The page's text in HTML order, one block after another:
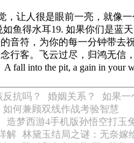
让人很是眼前一亮，就像
得水耳19. 如果你们是蓝
，为你的每一分钟带去祝
客。飞云过尽，归鸿无信
fall into the pit, a gain in your
抗吗？ 婚姻关系？
如果一
何兼顾双线作战考验智慧
造梦西游4手机版孙悟空打玉
解 林黛玉结局之谜：无奈嫁